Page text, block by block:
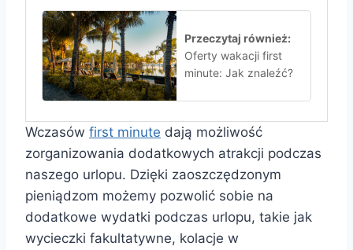
Przeczytaj również:
Oferty wakacji first
minute: Jak znaleźć?
Wczasów first minute dają możliwość
zorganizowania dodatkowych atrakcji podczas
naszego urlopu. Dzięki zaoszczędzonym
pieniądzom możemy pozwolić sobie na
dodatkowe wydatki podczas urlopu, takie jak
wycieczki fakultatywne, kolacje w